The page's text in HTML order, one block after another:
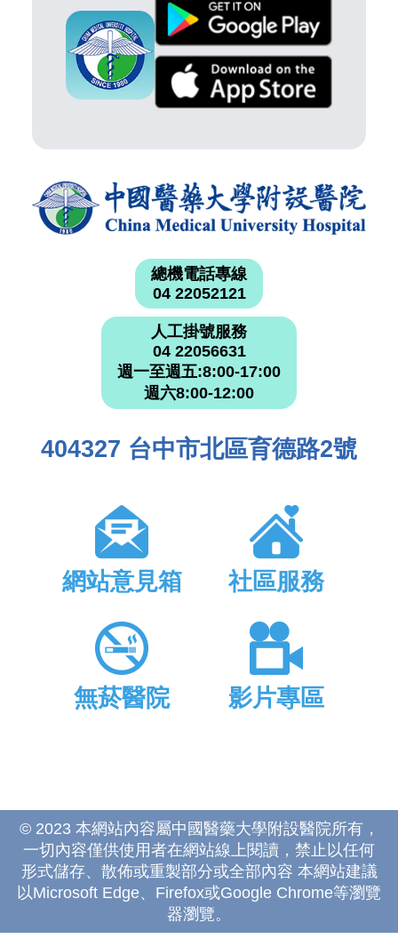
總機電話專線
04 22052121
人工掛號服務
04 22056631
週一至週五:8:00-17:00
週六8:00-12:00
404327 台中市北區育德路2號
網站意見箱 社區服務
無菸醫院 影片專區
© 2023 本網站內容屬中國醫藥大學附設醫院所有，
一切內容僅供使用者在網站線上閱讀，禁止以任何
形式儲存、散佈或重製部分或全部內容 本網站建議
以Microsoft Edge、Firefox或Google Chrome等瀏覽
器瀏覽。